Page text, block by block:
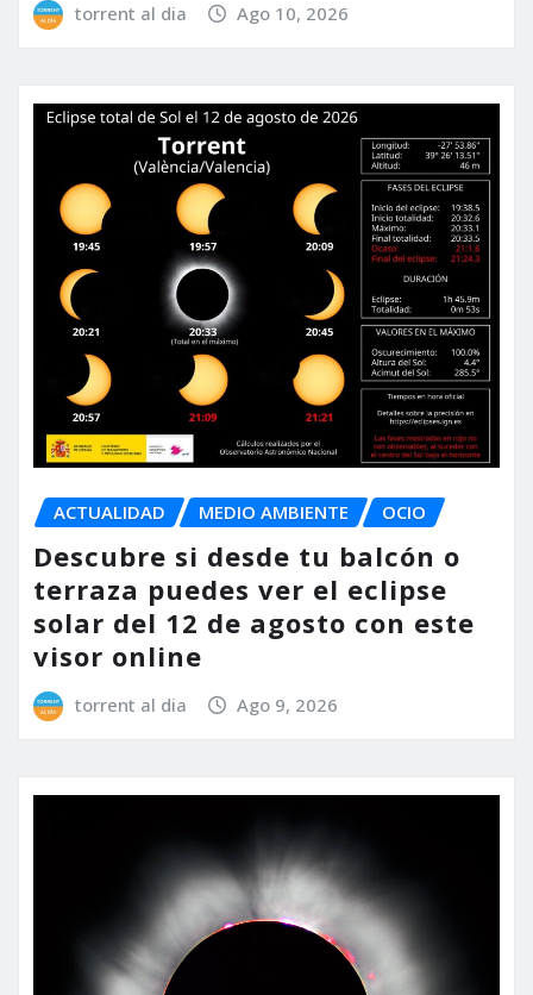
torrent al dia Ago 10, 2026
ACTUALIDAD MEDIO AMBIENTE OCIO
Descubre si desde tu balcón o
terraza puedes ver el eclipse
solar del 12 de agosto con este
visor online
torrent al dia Ago 9, 2026